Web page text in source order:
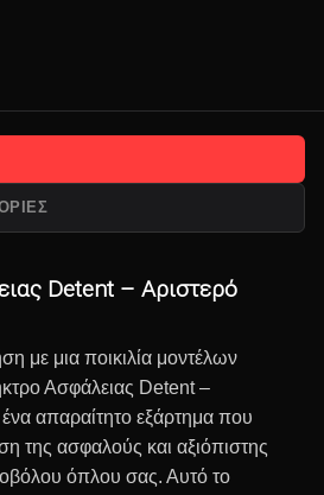
Detent – Αριστερό
με μια ποικιλία μοντέλων
Ασφάλειας Detent –
ένα απαραίτητο εξάρτημα που
της ασφαλούς και αξιόπιστης
όπλου σας. Αυτό το